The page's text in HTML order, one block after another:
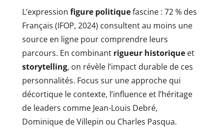
L’expression figure politiquefascine : 72 % des
Français (IFOP, 2024) consultent au moins une
source en ligne pour comprendre leurs
parcours. En combinant rigueur historiqueet
storytelling, on révèle l’impact durable de ces
personnalités. Focus sur une approche qui
décortique le contexte, l’influence et l’héritage
de leaders comme Jean-Louis Debré,
Dominique de Villepin ou Charles Pasqua.